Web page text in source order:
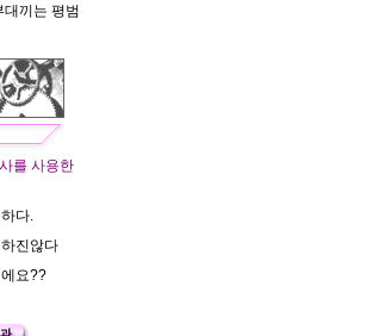
끼는 평범
를 사용한
다.
진않다
요??